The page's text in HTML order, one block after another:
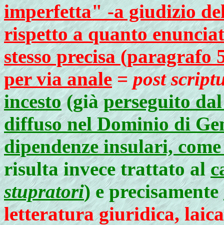
imperfetta" -a giudizio
rispetto a quanto
stesso precisa (paragrafo
per via anale=post
incesto(giàperseguito
diffuso nel Dominio di
dipendenze insulari,
risulta invece trattato al
stupratori)e precisamente
letteratura giuridica,